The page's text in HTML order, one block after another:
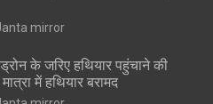
mirror
के जरिए हथियार पहुंचाने की
में हथियार बरामद